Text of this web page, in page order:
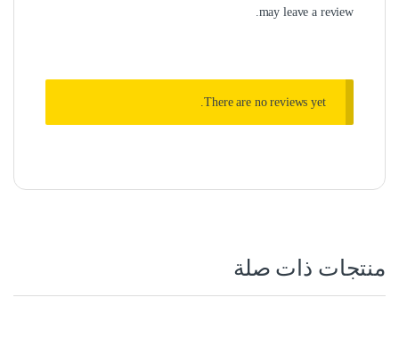
may leave a review.
There are no reviews yet.
منتجات ذات صلة